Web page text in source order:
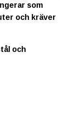
som
och kräver
och